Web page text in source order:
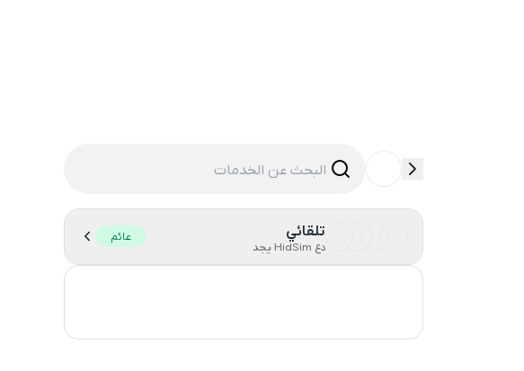
تلقائي
دع HidSim يجد
عائم